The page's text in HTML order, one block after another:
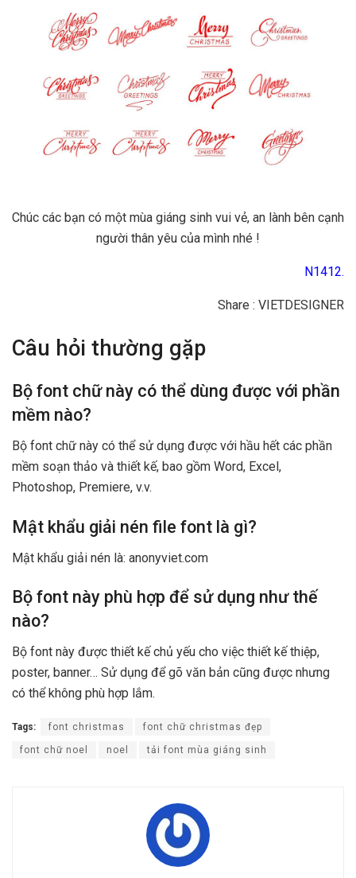
Chúc các bạn có một mùa giáng sinh vui vẻ, an lành bên cạnh
người thân yêu của mình nhé !
N1412.
Share : VIETDESIGNER
Câu hỏi thường gặp
Bộ font chữ này có thể dùng được với phần
mềm nào?
Bộ font chữ này có thể sử dụng được với hầu hết các phần
mềm soạn thảo và thiết kế, bao gồm Word, Excel,
Photoshop, Premiere, v.v.
Mật khẩu giải nén file font là gì?
Mật khẩu giải nén là: anonyviet.com
Bộ font này phù hợp để sử dụng như thế
nào?
Bộ font này được thiết kế chủ yếu cho việc thiết kế thiệp,
poster, banner… Sử dụng để gõ văn bản cũng được nhưng
có thể không phù hợp lắm.
Tags: font christmas font chữ christmas đẹp
font chữ noel noel tải font mùa giáng sinh